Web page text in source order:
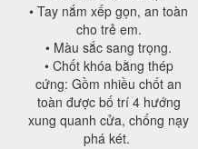
• Tay nắm xếp gọn, an toàn
cho trẻ em.
• Màu sắc sang trọng.
• Chốt khóa bằng thép
cứng: Gồm nhiều chốt an
toàn được bố trí 4 hướng
xung quanh cửa, chống nạy
phá két.